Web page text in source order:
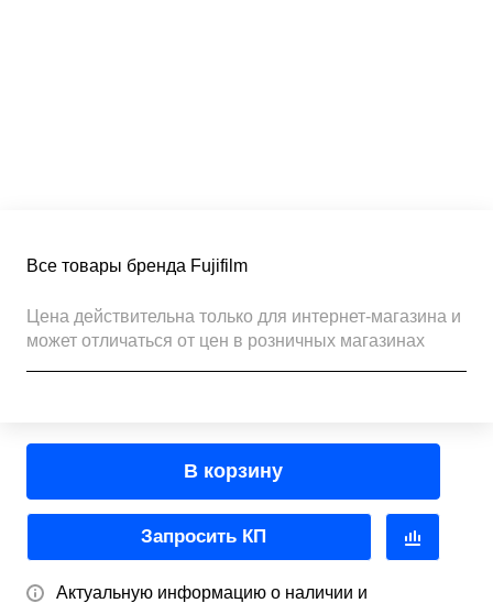
Все товары бренда Fujifilm
Цена действительна только для интернет-магазина и
может отличаться от цен в розничных магазинах
В корзину
Запросить КП
Актуальную информацию о наличии и